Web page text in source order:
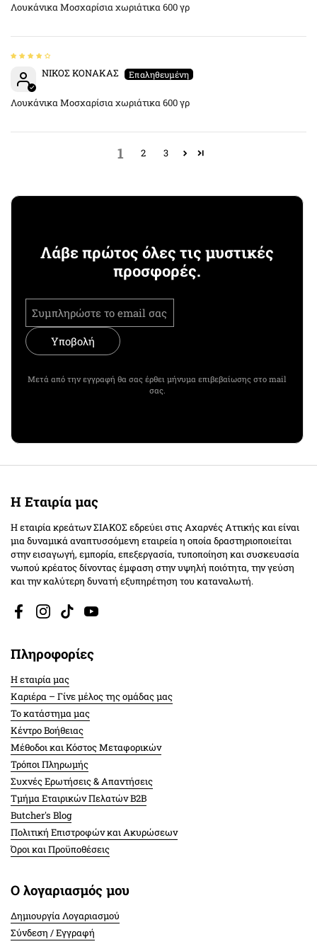
Λουκάνικα Μοσχαρίσια χωριάτικα 600 γρ
ΝΙΚΟΣ KONAKAΣ
Λουκάνικα Μοσχαρίσια χωριάτικα 600 γρ
1 2 3
Λάβε πρώτος όλες τις μυστικές
προσφορές.
Υποβολή
Μετά από την εγγραφή θα σας έρθει μήνυμα επιβεβαίωσης στο mail
σας.
Η Εταιρία μας
Η εταιρία κρεάτων ΣΙΑΚΟΣ εδρεύει στις Αχαρνές Αττικής και είναι
μια δυναμικά αναπτυσσόμενη εταιρεία η οποία δραστηριοποιείται
στην εισαγωγή, εμπορία, επεξεργασία, τυποποίηση και συσκευασία
νωπού κρέατος δίνοντας έμφαση στην υψηλή ποιότητα, την γεύση
και την καλύτερη δυνατή εξυπηρέτηση του καταναλωτή.
FacebookInstagram
TikTokYouTube
Πληροφορίες
Η εταιρία μας
Καριέρα – Γίνε μέλος της ομάδας μας
Το κατάστημα μας
Κέντρο Βοήθειας
Μέθοδοι και Κόστος Μεταφορικών
Τρόποι Πληρωμής
Συχνές Ερωτήσεις & Απαντήσεις
Τμήμα Εταιρικών Πελατών Β2Β
Butcher's Blog
Πολιτική Επιστροφών και Ακυρώσεων
Όροι και Προϋποθέσεις
Ο λογαριασμός μου
Δημιουργία Λογαριασμού
Σύνδεση / Εγγραφή